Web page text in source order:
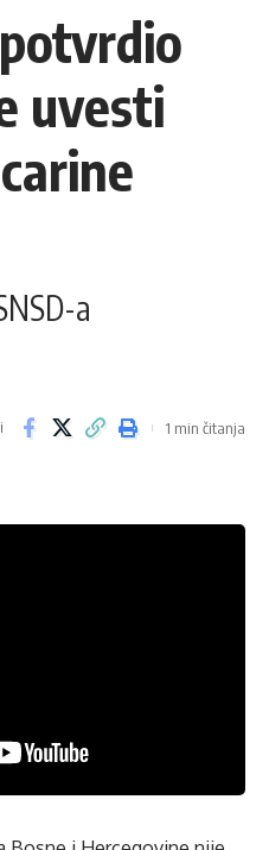
uvesti
a
1 min čitanja